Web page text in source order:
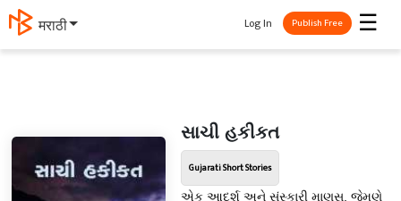
मराठी ☰
Log In Publish Free
સાચી હકીકત
Gujarati Short Stories
એક આદર્શ અને સંસ્કારી માણસ, જેમણે